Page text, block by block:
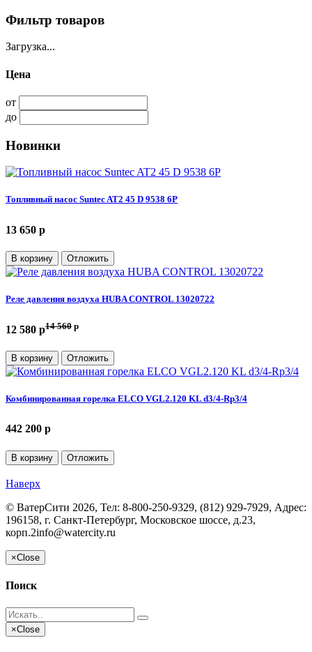
Фильтр товаров
Загрузка...
Цена
от
до
Новинки
Топливный насос Suntec AT2 45 D 9538 6P
13 650 p
В корзину Отложить
Реле давления воздуха HUBA CONTROL 13020722
12 580 p14 560 p
В корзину Отложить
Комбинированная горелка ELCO VGL2.120 KL d3/4-Rp3/4
442 200 p
В корзину Отложить
Наверх
© ВатерСити 2026, Тел: 8-800-250-9329, (812) 929-7929, Адрес:
196158, г. Санкт-Петербург, Московское шоссе, д.23,
корп.2info@watercity.ru
×Close
Поиск
×Close